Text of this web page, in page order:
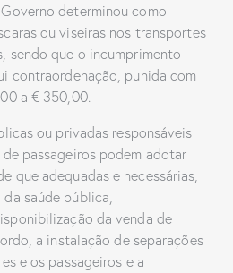
determinou como
ou viseiras nos transportes
sendo que o incumprimento
contraordenação, punida com
a € 350,00.
ou privadas responsáveis
passageiros podem adotar
que adequadas e necessárias,
saúde pública,
da venda de
a instalação de separações
e os passageiros e a